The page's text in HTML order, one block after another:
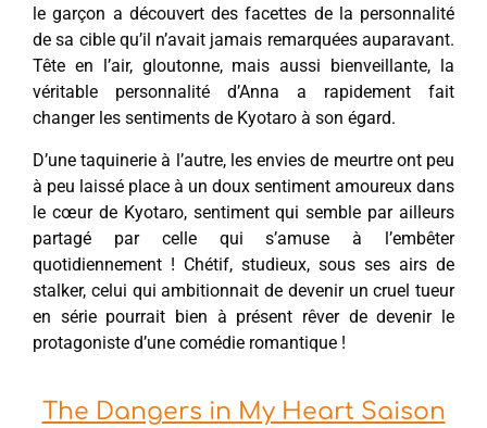
le garçon a découvert des facettes de la personnalité
de sa cible qu’il n’avait jamais remarquées auparavant.
Tête en l’air, gloutonne, mais aussi bienveillante, la
véritable personnalité d’Anna a rapidement fait
changer les sentiments de Kyotaro à son égard.
D’une taquinerie à l’autre, les envies de meurtre ont peu
à peu laissé place à un doux sentiment amoureux dans
le cœur de Kyotaro, sentiment qui semble par ailleurs
partagé par celle qui s’amuse à l’embêter
quotidiennement ! Chétif, studieux, sous ses airs de
stalker, celui qui ambitionnait de devenir un cruel tueur
en série pourrait bien à présent rêver de devenir le
protagoniste d’une comédie romantique !
The Dangers in My Heart Saison